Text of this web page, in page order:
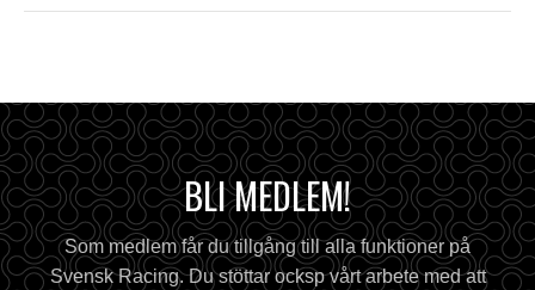
BLI MEDLEM!
Som medlem får du tillgång till alla funktioner på
Svensk Racing. Du stöttar ocksp vårt arbete med att